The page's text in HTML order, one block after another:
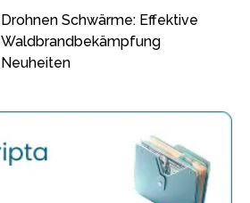
Drohnen Schwärme: Effektive
Waldbrandbekämpfung
Neuheiten